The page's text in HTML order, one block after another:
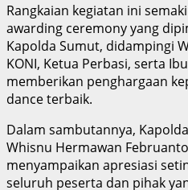
Rangkaian kegiatan ini
awarding ceremony yang
Kapolda Sumut, didampingi
KONI, Ketua Perbasi, serta
memberikan penghargaan
dance terbaik.
Dalam sambutannya,
Whisnu Hermawan
menyampaikan apresiasi
seluruh peserta dan pihak